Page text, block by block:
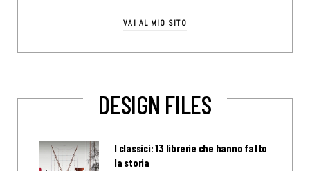
VAI AL MIO SITO
DESIGN FILES
I classici: 13 librerie che hanno fatto
la storia